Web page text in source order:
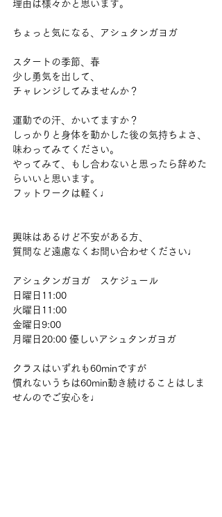
理由は様々かと思います。
ちょっと気になる、アシュタンガヨガ
スタートの季節、春
少し勇気を出して、
チャレンジしてみませんか？
運動での汗、かいてますか？
しっかりと身体を動かした後の気持ちよさ、
味わってみてください。
やってみて、もし合わないと思ったら辞めた
らいいと思います。
フットワークは軽く♩
興味はあるけど不安がある方、
質問など遠慮なくお問い合わせください♩
アシュタンガヨガ　スケジュール
日曜日11:00
火曜日11:00
金曜日9:00
月曜日20:00 優しいアシュタンガヨガ
クラスはいずれも60minですが
慣れないうちは60min動き続けることはしま
せんのでご安心を♩